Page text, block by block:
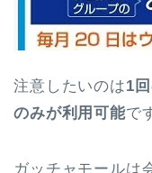
注意したいのは1
のみが利用可能で
ガッチャモールは